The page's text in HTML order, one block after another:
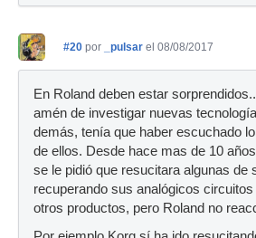
#20 por _pulsar el 08/08/2017
En Roland deben estar
amén de investigar nuevas
demás, tenía que haber escuchado
de ellos. Desde hace mas de 10
se le pidió que resucitara algunas de
recuperando sus analógicos
otros productos, pero Roland no